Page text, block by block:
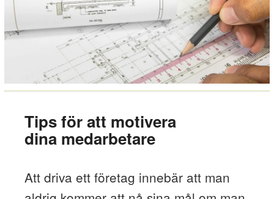
BLOGG
Tips för att motivera
dina medarbetare
Att driva ett företag innebär att man